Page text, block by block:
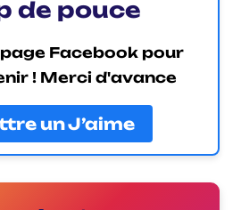
de pouce
Facebook pour
! Merci d'avance
un J’aime